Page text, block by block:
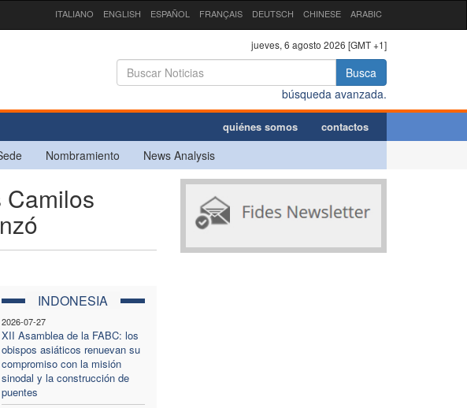
ITALIANO ENGLISH ESPAÑOL FRANÇAIS DEUTSCH CHINESE ARABIC
jueves, 6 agosto 2026 [GMT +1]
Busca
búsqueda avanzada.
quiénes somos contactos
Nombramiento News Analysis
INDONESIA
2026-07-27
XII Asamblea de la FABC: los
obispos asiáticos renuevan su
compromiso con la misión
sinodal y la construcción de
puentes